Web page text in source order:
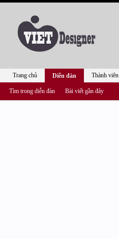
Trang chủ Diễn đàn
Tìm trong diễn đàn Bài viết gần đây
Thành viên